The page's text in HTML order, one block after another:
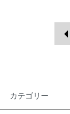
カテゴリー